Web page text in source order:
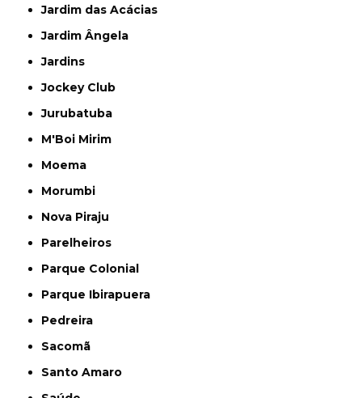
Jardim das Acácias
Jardim Ângela
Jardins
Jockey Club
Jurubatuba
M'Boi Mirim
Moema
Morumbi
Nova Piraju
Parelheiros
Parque Colonial
Parque Ibirapuera
Pedreira
Sacomã
Santo Amaro